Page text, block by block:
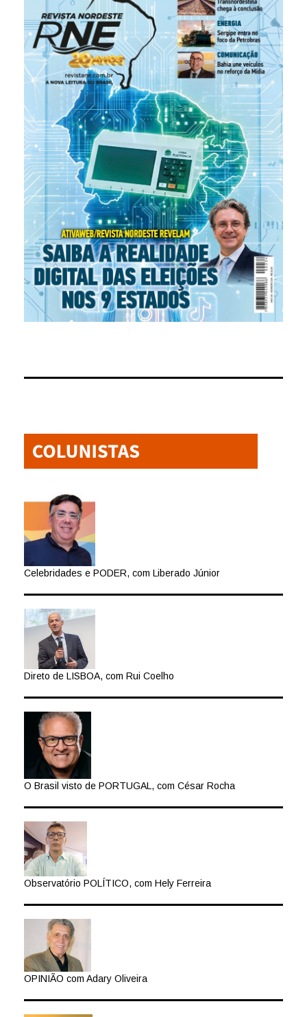
Celebridades e PODER, com Liberado Júnior
Direto de LISBOA, com Rui Coelho
O Brasil visto de PORTUGAL, com César Rocha
Observatório POLÍTICO, com Hely Ferreira
OPINIÃO com Adary Oliveira